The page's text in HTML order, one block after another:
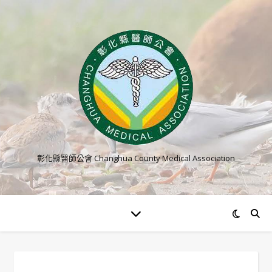
彰化縣醫師公會 Changhua County Medical Association